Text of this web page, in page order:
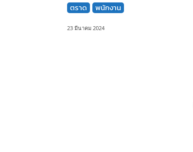
ตราด พนักงาน
23 มีนาคม 2024